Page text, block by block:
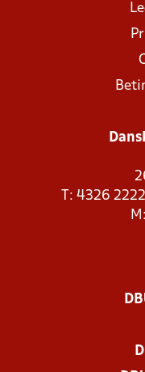
T: 4326
M: